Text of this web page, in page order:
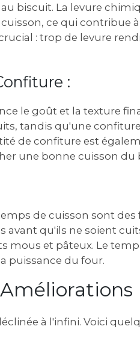
biscuit. La levure
ce qui contribue
: trop de levure
:
le goût et la texture
tandis qu'une
de confiture est
une bonne cuisson du
de cuisson sont
avant qu'ils ne soient
mous et pâteux. Le
puissance du four.
à l'infini. Voici